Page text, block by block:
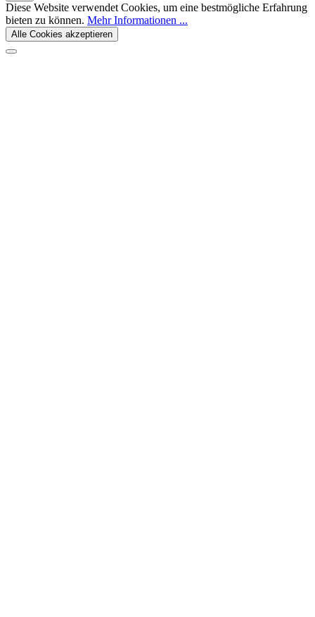
Diese Website verwendet Cookies, um eine bestmögliche Erfahrung
bieten zu können. Mehr Informationen ...
Alle Cookies akzeptieren